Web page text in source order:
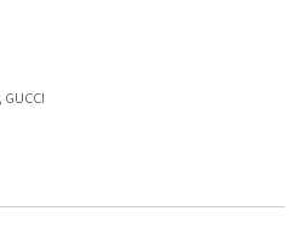
GUCCI